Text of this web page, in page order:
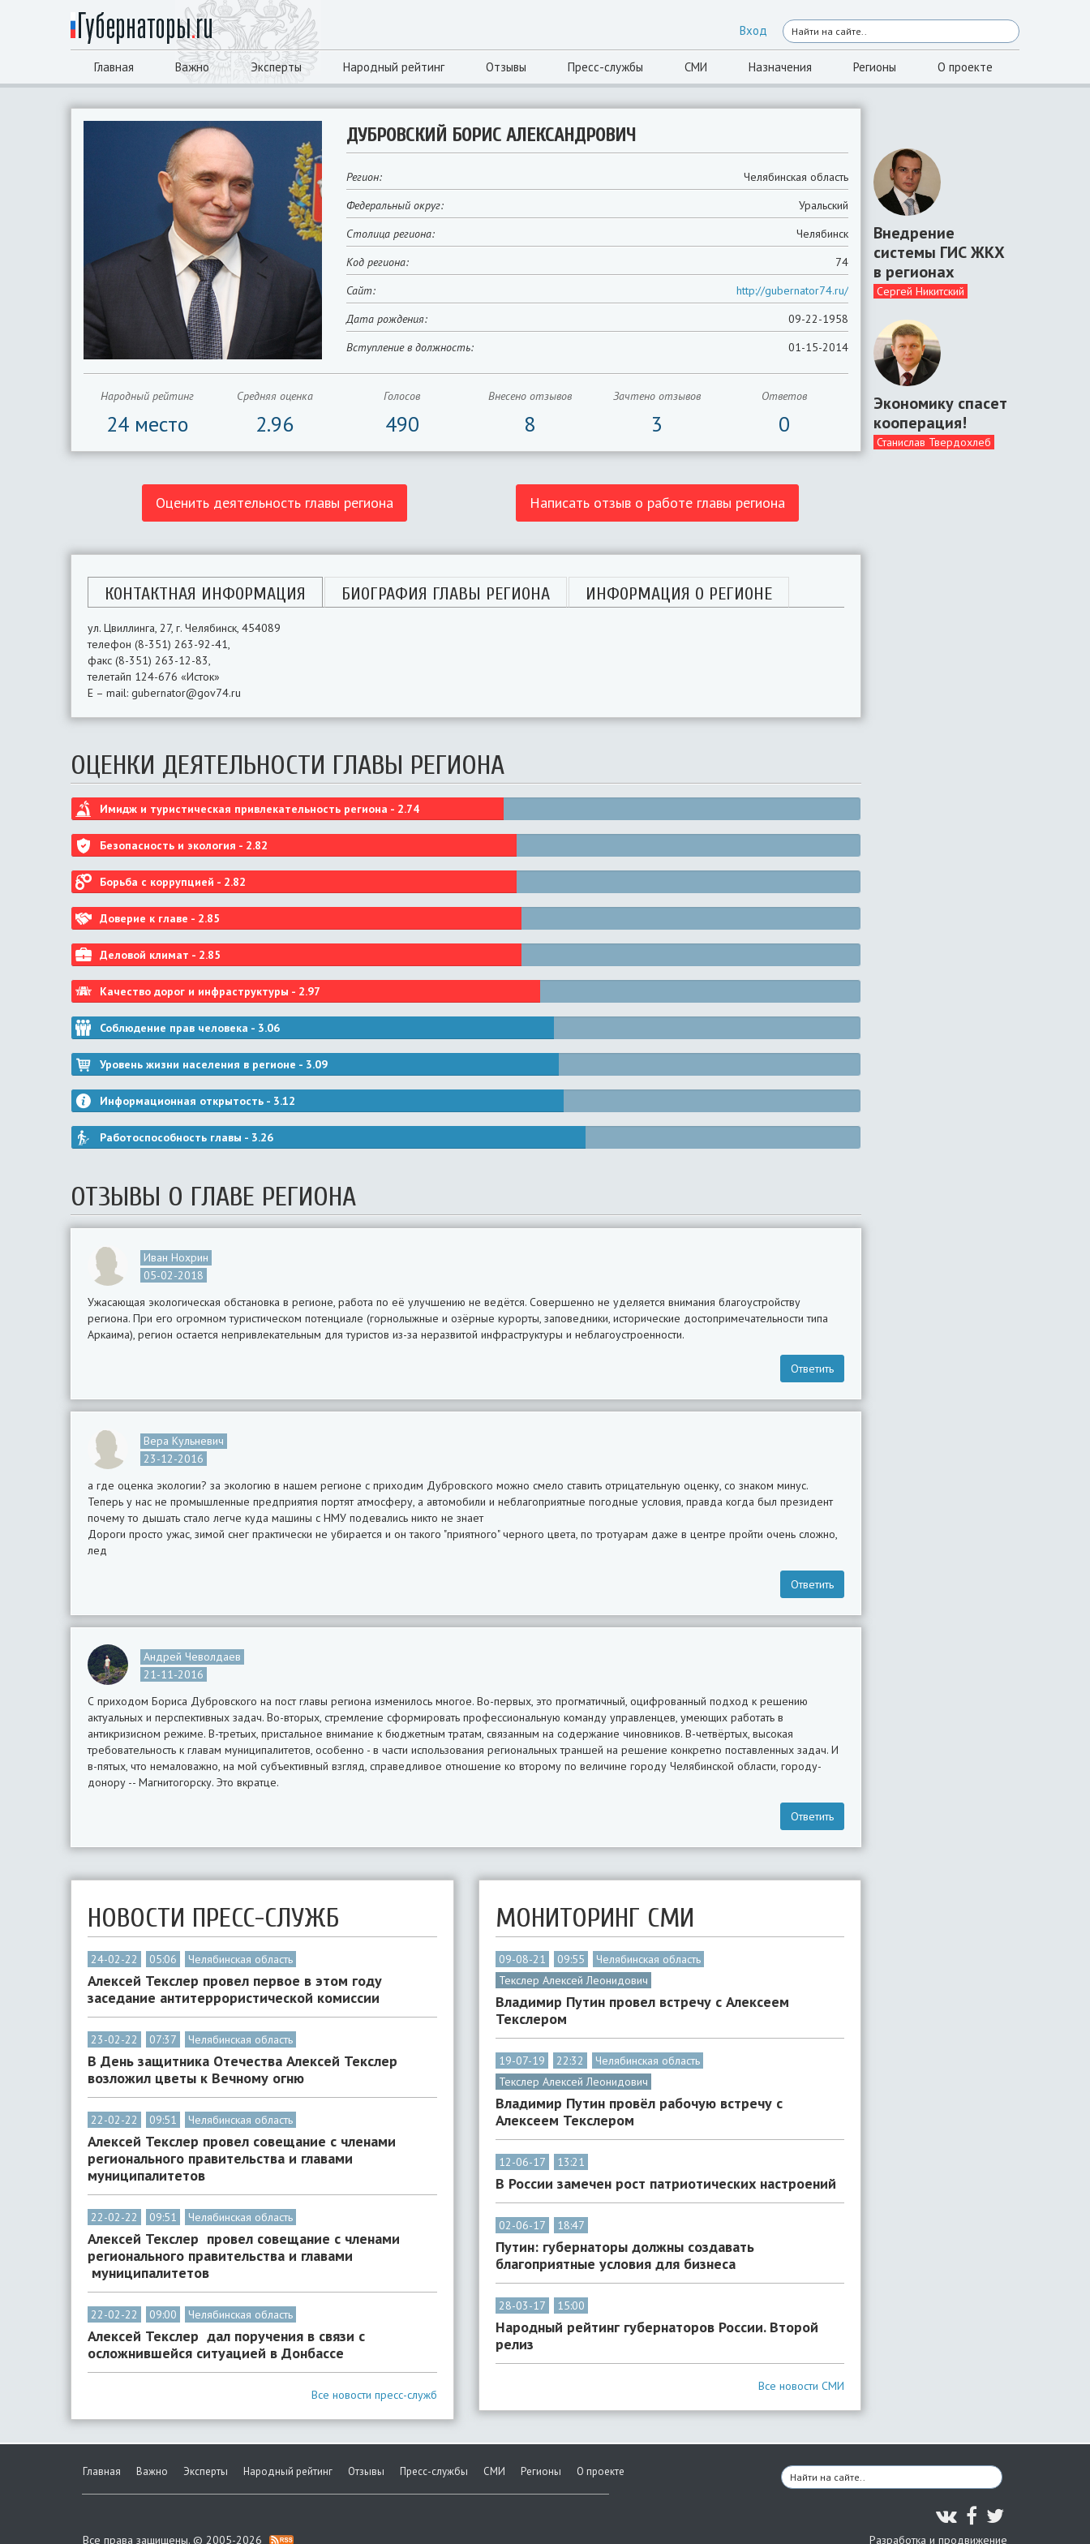
Вход
Главная Важно Эксперты Народный рейтинг Отзывы Пресс-службы СМИ Назначения Регионы О проекте
ДУБРОВСКИЙ БОРИС АЛЕКСАНДРОВИЧ
Регион:
Челябинская область
Федеральный округ:
Уральский
Столица региона:
Челябинск
Код региона:
74
Сайт:
http://gubernator74.ru/
Дата рождения:
09-22-1958
Вступление в должность:
01-15-2014
Народный рейтинг
24 место
Средняя оценка
2.96
Голосов
490
Внесено отзывов
8
Зачтено отзывов
3
Ответов
0
Оценить деятельность главы региона Написать отзыв о работе главы региона
КОНТАКТНАЯ ИНФОРМАЦИЯ БИОГРАФИЯ ГЛАВЫ РЕГИОНА ИНФОРМАЦИЯ О РЕГИОНЕ
ул. Цвиллинга, 27, г. Челябинск, 454089
телефон (8-351) 263-92-41,
факс (8-351) 263-12-83,
телетайп 124-676 «Исток»
E – mail: gubernator@gov74.ru
ОЦЕНКИ ДЕЯТЕЛЬНОСТИ ГЛАВЫ РЕГИОНА
Имидж и туристическая привлекательность региона - 2.74
Безопасность и экология - 2.82
Борьба с коррупцией - 2.82
Доверие к главе - 2.85
Деловой климат - 2.85
Качество дорог и инфраструктуры - 2.97
Соблюдение прав человека - 3.06
Уровень жизни населения в регионе - 3.09
Информационная открытость - 3.12
Работоспособность главы - 3.26
ОТЗЫВЫ О ГЛАВЕ РЕГИОНА
Иван Нохрин
05-02-2018
Ужасающая экологическая обстановка в регионе, работа по её улучшению не ведётся. Совершенно не уделяется внимания благоустройству
региона. При его огромном туристическом потенциале (горнолыжные и озёрные курорты, заповедники, исторические достопримечательности типа
Аркаима), регион остается непривлекательным для туристов из-за неразвитой инфраструктуры и неблагоустроенности.
Ответить
Вера Кульневич
23-12-2016
а где оценка экологии? за экологию в нашем регионе с приходим Дубровского можно смело ставить отрицательную оценку, со знаком минус.
Теперь у нас не промышленные предприятия портят атмосферу, а автомобили и неблагоприятные погодные условия, правда когда был президент
почему то дышать стало легче куда машины с НМУ подевались никто не знает
Дороги просто ужас, зимой снег практически не убирается и он такого "приятного" черного цвета, по тротуарам даже в центре пройти очень сложно,
лед
Ответить
Андрей Чеволдаев
21-11-2016
С приходом Бориса Дубровского на пост главы региона изменилось многое. Во-первых, это прогматичный, оцифрованный подход к решению
актуальных и перспективных задач. Во-вторых, стремление сформировать профессиональную команду управленцев, умеющих работать в
антикризисном режиме. В-третьих, пристальное внимание к бюджетным тратам, связанным на содержание чиновников. В-четвёртых, высокая
требовательность к главам муниципалитетов, особенно - в части использования региональных траншей на решение конкретно поставленных задач. И
в-пятых, что немаловажно, на мой субъективный взгляд, справедливое отношение ко второму по величине городу Челябинской области, городу-
донору -- Магнитогорску. Это вкратце.
Ответить
НОВОСТИ ПРЕСС-СЛУЖБ
24-02-22 05:06 Челябинская область
Алексей Текслер провел первое в этом году
заседание антитеррористической комиссии
23-02-22 07:37 Челябинская область
В День защитника Отечества Алексей Текслер
возложил цветы к Вечному огню
22-02-22 09:51 Челябинская область
Алексей Текслер провел совещание с членами
регионального правительства и главами
муниципалитетов
22-02-22 09:51 Челябинская область
Алексей Текслер провел совещание с членами
регионального правительства и главами
муниципалитетов
22-02-22 09:00 Челябинская область
Алексей Текслер дал поручения в связи с
осложнившейся ситуацией в Донбассе
Все новости пресс-служб
МОНИТОРИНГ СМИ
09-08-21 09:55
Челябинская область
Текслер Алексей Леонидович
Владимир Путин провел встречу с Алексеем
Текслером
19-07-19 22:32
Челябинская область
Текслер Алексей Леонидович
Владимир Путин провёл рабочую встречу с
Алексеем Текслером
12-06-17 13:21
В России замечен рост патриотических настроений
02-06-17 18:47
Путин: губернаторы должны создавать
благоприятные условия для бизнеса
28-03-17 15:00
Народный рейтинг губернаторов России. Второй
релиз
Все новости СМИ
Внедрение
системы ГИС ЖКХ
в регионах
Сергей Никитский
Экономику спасет
кооперация!
Станислав Твердохлеб
Главная Важно Эксперты Народный рейтинг Отзывы Пресс-службы СМИ Регионы О проекте
Все права защищены. © 2005-2026 Разработка и продвижение